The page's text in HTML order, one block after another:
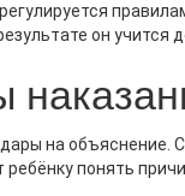
он учится
на объяснение.
понять